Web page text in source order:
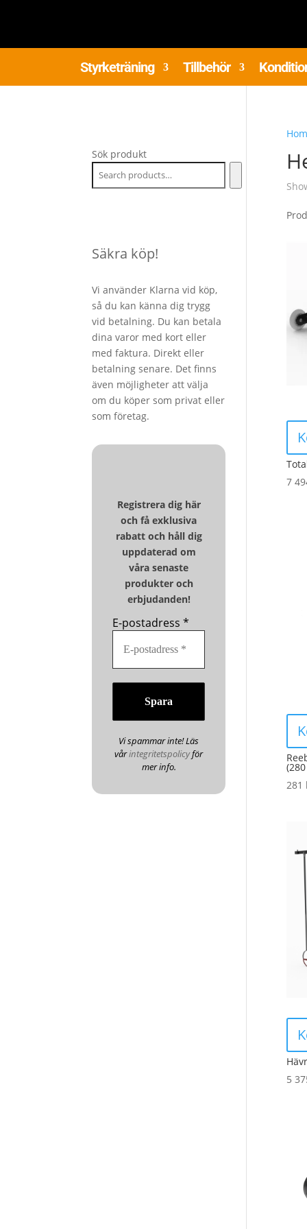
Styrketräning Tillbehör
7
281
5
Sök produkt
Säkra köp!
Vi använder Klarna vid köp,
så du kan känna dig trygg
vid betalning. Du kan betala
dina varor med kort eller
med faktura. Direkt eller
betalning senare. Det finns
även möjligheter att välja
om du köper som privat eller
som företag.
Registrera dig här
och få exklusiva
rabatt och håll dig
uppdaterad om
våra senaste
produkter och
erbjudanden!
E-postadress*
Vi spammar inte! Läs
vårintegritetspolicyför
mer info.